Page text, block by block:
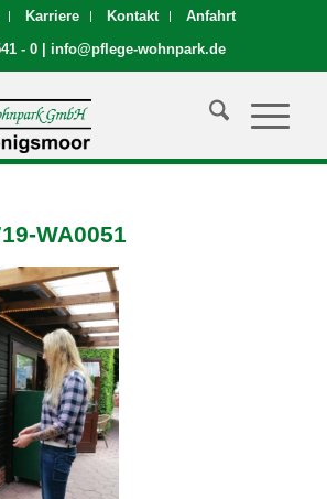
Karriere Kontakt
Anfahrt
- 0
info@pflege-wohnpark.de
WA0051